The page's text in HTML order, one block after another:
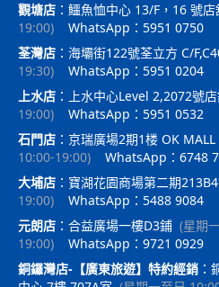
觀塘店 ： 鱷魚恤中心 13/F，16 號店
19:00)
WhatsApp：5951 0750
荃灣店 ： 海壩街122號荃立方 C/
19:30)
WhatsApp：5951 0204
上水店 ： 上水中心Level 2,2072號
19:00)
WhatsApp：5951 0532
石門店 ： 京瑞廣場2期1楼 OK
10:00-19:00)
WhatsApp：6748
大埔店 ： 寶湖花園商場第二期
19:00)
WhatsApp：5488 9084
元朗店 ： 合益廣場一樓D3鋪 (星期
19:00)
WhatsApp：9721 0929
銅鑼灣店-【廣東旅遊】特約經銷 ：